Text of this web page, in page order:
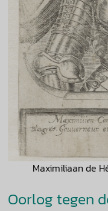
Maximiliaan de
Oorlog tegen